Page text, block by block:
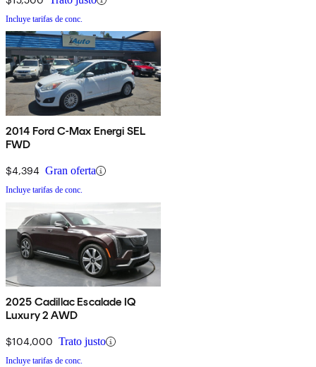
Incluye tarifas de conc.
2014 Ford C-Max Energi SEL
FWD
$4,394 Gran oferta
Incluye tarifas de conc.
2025 Cadillac Escalade IQ
Luxury 2 AWD
$104,000 Trato justo
Incluye tarifas de conc.